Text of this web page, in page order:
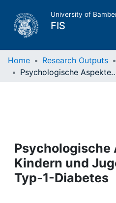
University of
FIS
Home
Projects
People
Home Research Outputs
Psychologische Aspekte bei Kindern
Psychologische
Kindern und
Typ-1-Diabetes